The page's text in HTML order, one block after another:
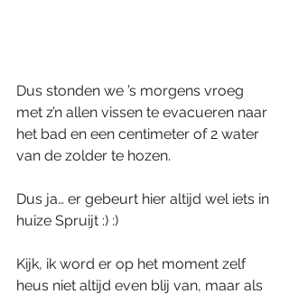
Dus stonden we ’s morgens vroeg
met z’n allen vissen te evacueren naar
het bad en een centimeter of 2 water
van de zolder te hozen.
Dus ja… er gebeurt hier altijd wel iets in
huize Spruijt :) :)
Kijk, ik word er op het moment zelf
heus niet altijd even blij van, maar als